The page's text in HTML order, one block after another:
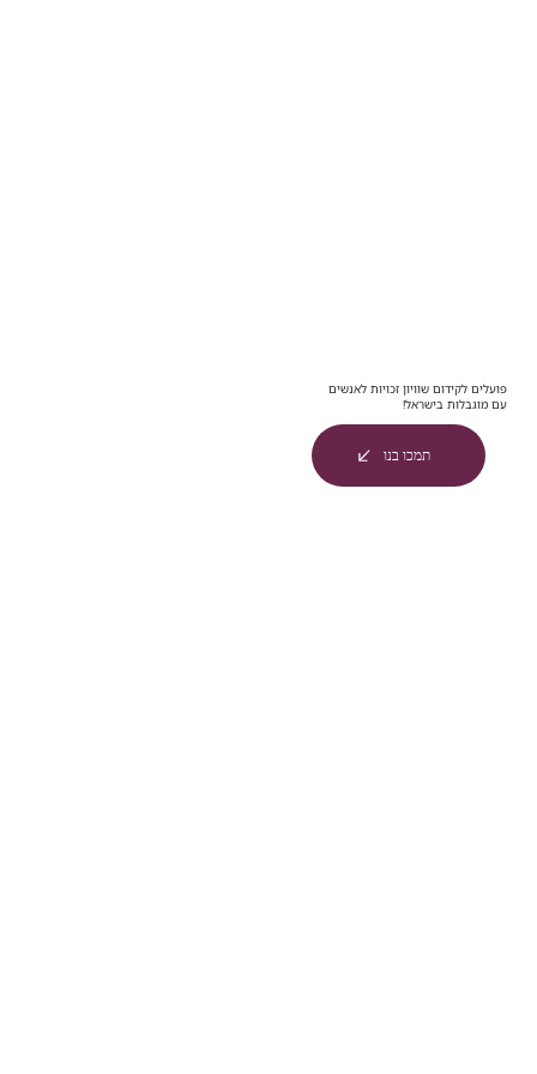
מה מביא אנשים עם מוגבלות למפגש עם מערכת אכיפת החוק?
פועלים לקידום שוויון זכויות לאנשים
עם מוגבלות בישראל!
תמכו בנו